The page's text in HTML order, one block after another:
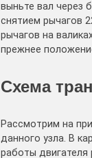
выньте вал через
снятием рычагов
рычагов на
прежнее
Схема
Рассмотрим на
данного узла. В
работы